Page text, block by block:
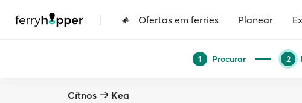
| Ofertas em ferries Planear
1 Procurar 2
Cítnos
Kea